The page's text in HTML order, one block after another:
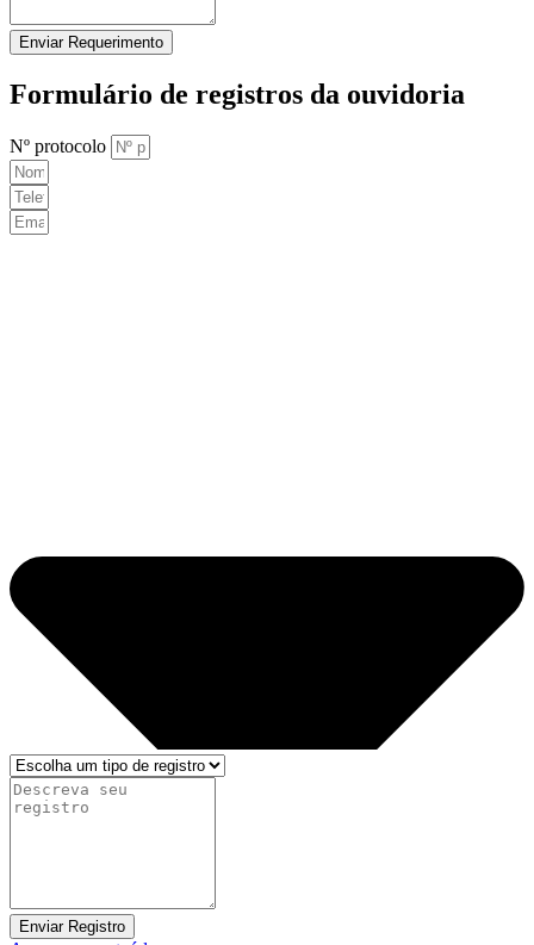
Enviar Requerimento
Formulário de registros da ouvidoria
Nº protocolo
Enviar Registro